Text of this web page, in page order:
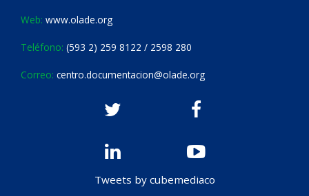
Web: www.olade.org
Teléfono: (593 2) 259 8122 / 2598 280
Correo: centro.documentacion@olade.org
Tweets by cubemediaco